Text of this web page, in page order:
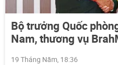
Bộ trưởng Quốc
Nam, thương vụ
19 Tháng Năm, 18:36